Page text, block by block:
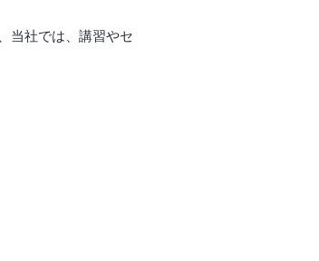
当社では、講習やセ